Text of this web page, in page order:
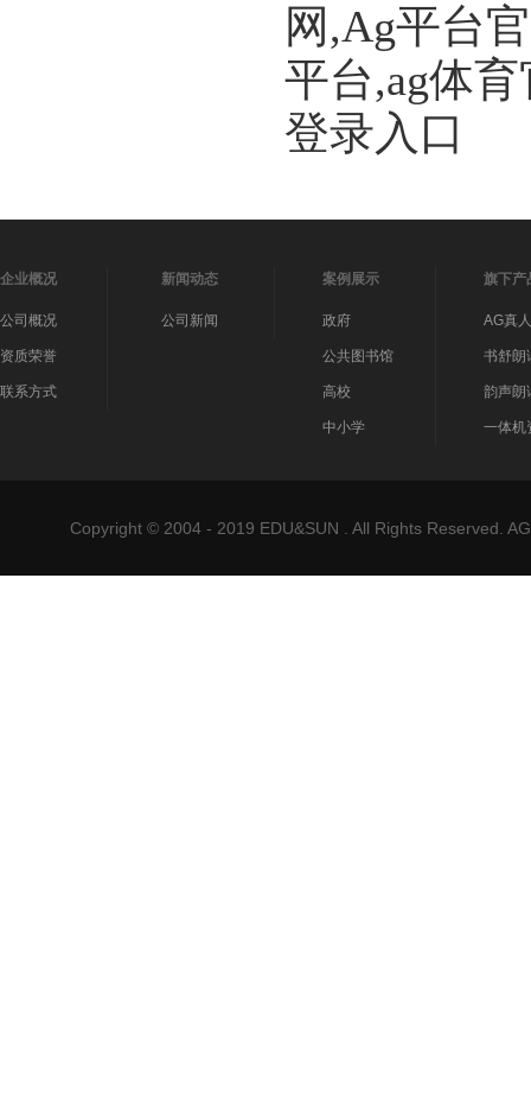
网,Ag平台
平台,ag体
登录入口
企业概况
公司概况
资质荣誉
联系方式
新闻动态
公司新闻
案例展示
政府
公共图书馆
高校
中小学
旗下产
AG真
书舒朗
韵声朗
一体机
Copyright © 2004 - 2019 EDU&SUN . All Rights Reserved.